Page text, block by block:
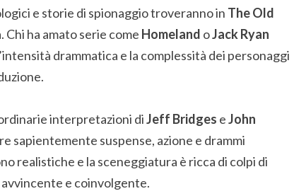
e storie di spionaggio troveranno in The Old
ha amato serie come Homeland oJack Ryan
drammatica e la complessità dei personaggi
interpretazioni diJeff Bridges eJohn
sapientemente suspense, azione e drammi
realistiche e la sceneggiatura è ricca di colpi di
e coinvolgente.